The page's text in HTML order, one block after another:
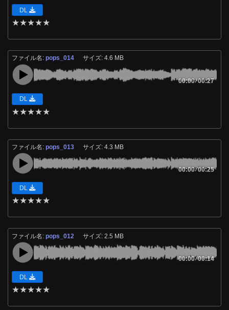
DL
★★★★★
ファイル名:pops_014 サイズ: 4.6 MB
00:00/00:27
DL
★★★★★
ファイル名:pops_013 サイズ: 4.3 MB
00:00/00:25
DL
★★★★★
ファイル名:pops_012 サイズ: 2.5 MB
00:00/00:14
DL
★★★★★